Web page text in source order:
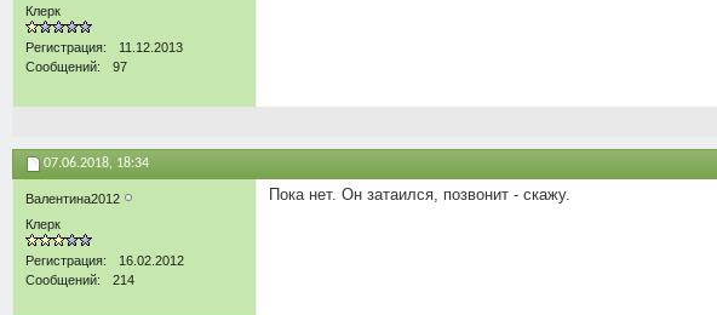
Клерк
Регистрация
11.12.2013
Сообщений
97
07.06.2018, 18:34
Валентина2012
Клерк
Регистрация
16.02.2012
Сообщений
214
Пока нет. Он затаился, позвонит - скажу.